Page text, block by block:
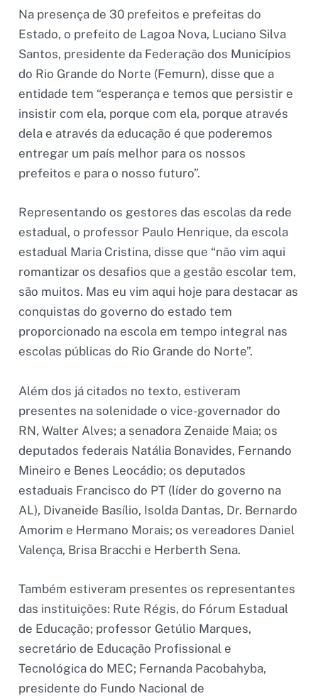
Na presença de 30 prefeitos e prefeitas do
Estado, o prefeito de Lagoa Nova, Luciano Silva
Santos, presidente da Federação dos Municípios
do Rio Grande do Norte (Femurn), disse que a
entidade tem “esperança e temos que persistir e
insistir com ela, porque com ela, porque através
dela e através da educação é que poderemos
entregar um país melhor para os nossos
prefeitos e para o nosso futuro”.
Representando os gestores das escolas da rede
estadual, o professor Paulo Henrique, da escola
estadual Maria Cristina, disse que “não vim aqui
romantizar os desafios que a gestão escolar tem,
são muitos. Mas eu vim aqui hoje para destacar as
conquistas do governo do estado tem
proporcionado na escola em tempo integral nas
escolas públicas do Rio Grande do Norte”.
Além dos já citados no texto, estiveram
presentes na solenidade o vice-governador do
RN, Walter Alves; a senadora Zenaide Maia; os
deputados federais Natália Bonavides, Fernando
Mineiro e Benes Leocádio; os deputados
estaduais Francisco do PT (líder do governo na
AL), Divaneide Basílio, Isolda Dantas, Dr. Bernardo
Amorim e Hermano Morais; os vereadores Daniel
Valença, Brisa Bracchi e Herberth Sena.
Também estiveram presentes os representantes
das instituições: Rute Régis, do Fórum Estadual
de Educação; professor Getúlio Marques,
secretário de Educação Profissional e
Tecnológica do MEC; Fernanda Pacobahyba,
presidente do Fundo Nacional de